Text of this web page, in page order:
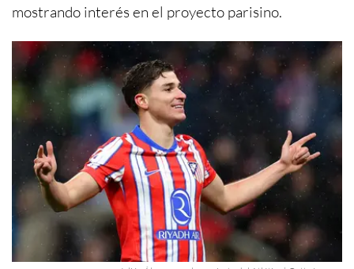
mostrando interés en el proyecto parisino.